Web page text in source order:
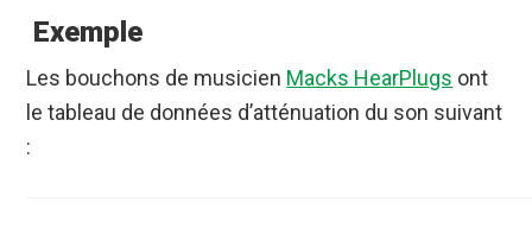
Exemple
Les bouchons de musicien Macks HearPlugs ont
le tableau de données d’atténuation du son suivant
: